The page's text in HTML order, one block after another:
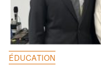
ÉDUCATION